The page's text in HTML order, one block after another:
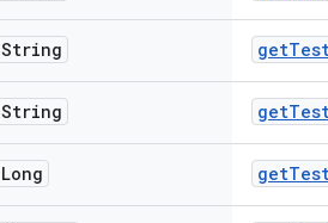
String get
String get
Long get